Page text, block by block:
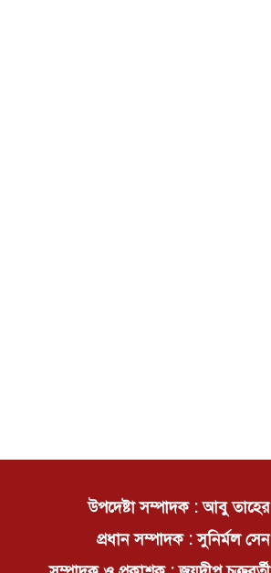
উপদেষ্টা সম্পাদক : আবু তাহের
প্রধান সম্পাদক : সুনির্মল সেন